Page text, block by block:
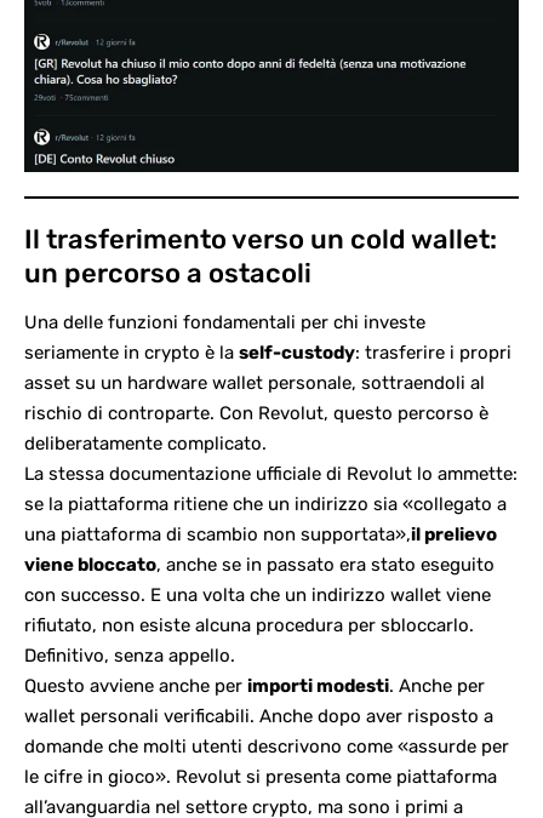
Il trasferimento verso un cold wallet:
un percorso a ostacoli
Una delle funzioni fondamentali per chi investe
seriamente in crypto è la self-custody: trasferire i propri
asset su un hardware wallet personale, sottraendoli al
rischio di controparte. Con Revolut, questo percorso è
deliberatamente complicato.
La stessa documentazione ufficiale di Revolut lo ammette:
se la piattaforma ritiene che un indirizzo sia «collegato a
una piattaforma di scambio non supportata»,il prelievo
viene bloccato, anche se in passato era stato eseguito
con successo. E una volta che un indirizzo wallet viene
rifiutato, non esiste alcuna procedura per sbloccarlo.
Definitivo, senza appello.
Questo avviene anche per importi modesti. Anche per
wallet personali verificabili. Anche dopo aver risposto a
domande che molti utenti descrivono come «assurde per
le cifre in gioco». Revolut si presenta come piattaforma
all’avanguardia nel settore crypto, ma sono i primi a